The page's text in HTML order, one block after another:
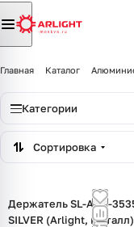
Главная Каталог
Категории
Сортировка
Держатель SL-ARC-
SILVER (Arlight, Металл)